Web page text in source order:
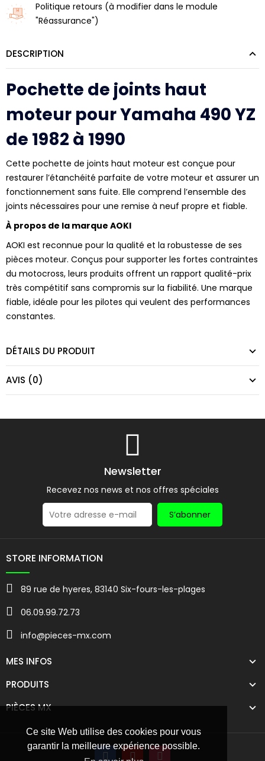
Ce site Web utilise des cookies pour vous
garantir la meilleure expérience possible.
Politique retours (à modifier dans le module
"Réassurance")
DESCRIPTION
Pochette de joints haut
moteur pour Yamaha 490 YZ
de 1982 à 1990
Cette pochette de joints haut moteur est conçue pour
restaurer l’étanchéité parfaite de votre moteur et assurer un
fonctionnement sans fuite. Elle comprend l’ensemble des
joints nécessaires pour une remise à neuf propre et fiable.
À propos de la marque AOKI
AOKI est reconnue pour la qualité et la robustesse de ses
pièces moteur. Conçus pour supporter les fortes contraintes
du motocross, leurs produits offrent un rapport qualité-prix
très compétitif sans compromis sur la fiabilité. Une marque
fiable, idéale pour les pilotes qui veulent des performances
constantes.
DÉTAILS DU PRODUIT
AVIS (0)
Newsletter
Recevez nos news et nos offres spéciales
S’abonner
STORE INFORMATION
89 rue de hyeres, 83140 Six-fours-les-plages
06.09.99.72.73
info@pieces-mx.com
MES INFOS
PRODUITS
PIÈCES MX